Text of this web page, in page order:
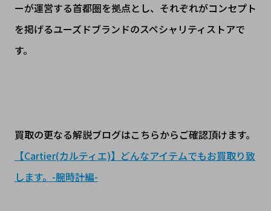
ーが運営する首都圏を拠点とし、それぞれがコンセプト
を掲げるユーズドブランドのスペシャリティストアで
す。
買取の更なる解説ブログはこちらからご確認頂けます。
【Cartier(カルティエ)】どんなアイテムでもお買取り致
します。-腕時計編-